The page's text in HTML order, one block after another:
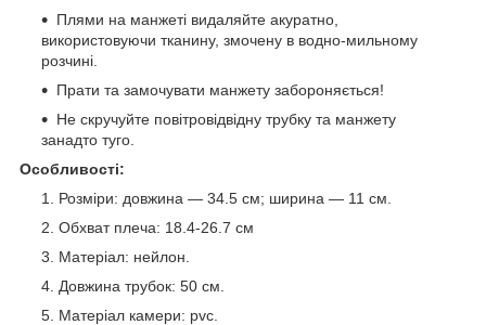
Плями на манжеті видаляйте акуратно,
використовуючи тканину, змочену в водно-мильному
розчині.
Прати та замочувати манжету забороняється!
Не скручуйте повітровідвідну трубку та манжету
занадто туго.
Особливості:
Розміри: довжина — 34.5 см; ширина — 11 см.
Обхват плеча: 18.4-26.7 см
Матеріал: нейлон.
Довжина трубок: 50 см.
Матеріал камери: pvc.